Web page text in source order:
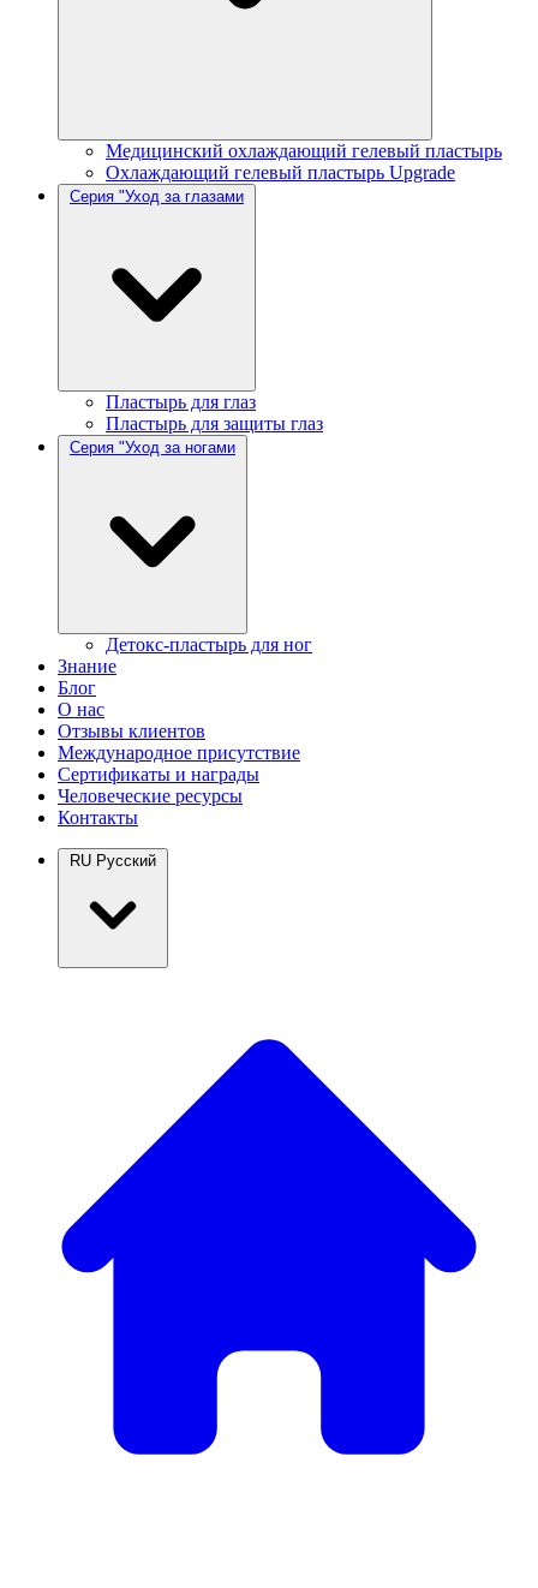
Медицинский охлаждающий гелевый пластырь
Охлаждающий гелевый пластырь Upgrade
Серия "Уход за глазами
Пластырь для глаз
Пластырь для защиты глаз
Серия "Уход за ногами
Детокс-пластырь для ног
Знание
Блог
О нас
Отзывы клиентов
Международное присутствие
Сертификаты и награды
Человеческие ресурсы
Контакты
RU Русский